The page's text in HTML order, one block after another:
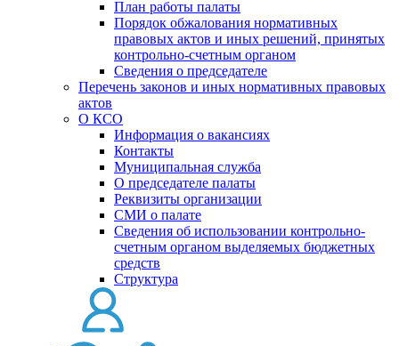
План работы палаты
Порядок обжалования нормативных
правовых актов и иных решений, принятых
контрольно-счетным органом
Сведения о председателе
Перечень законов и иных нормативных правовых
актов
О КСО
Информация о вакансиях
Контакты
Муниципальная служба
О председателе палаты
Реквизиты организации
СМИ о палате
Сведения об использовании контрольно-
счетным органом выделяемых бюджетных
средств
Структура